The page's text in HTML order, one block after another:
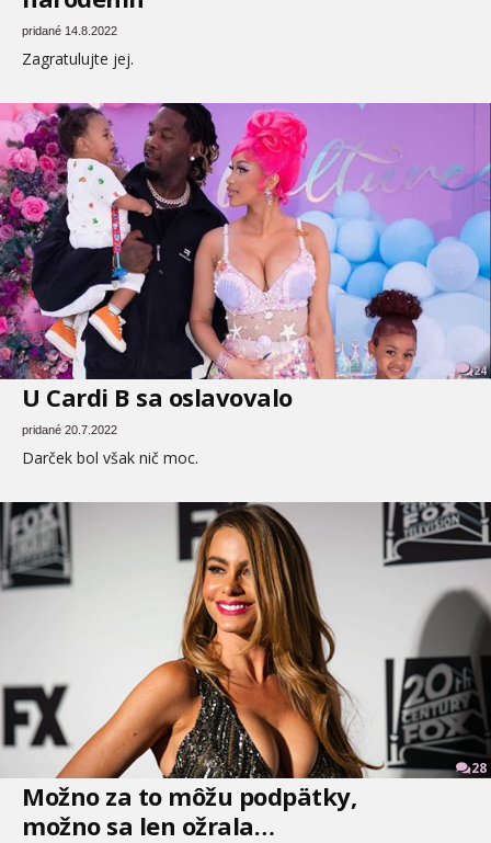
pridané 14.8.2022
Zagratulujte jej.
24
U Cardi B sa oslavovalo
pridané 20.7.2022
Darček bol však nič moc.
28
Možno za to môžu podpätky,
možno sa len ožrala…